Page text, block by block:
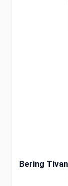
Bering